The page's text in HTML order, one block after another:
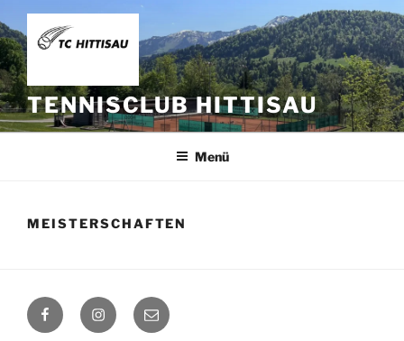
Zum
Inhalt
springen
TENNISCLUB HITTISAU
Menü
MEISTERSCHAFTEN
FacebookInstagram
E-
Mail